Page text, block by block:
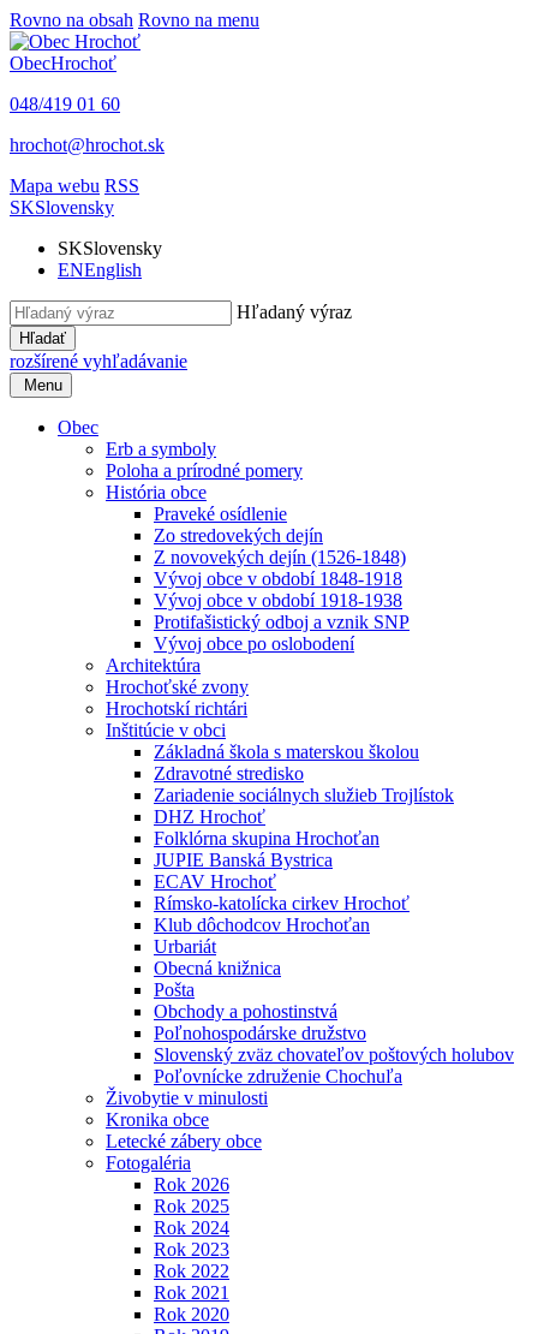
Rovno na obsah Rovno na menu
ObecHrochoť
048/419 01 60
hrochot@hrochot.sk
Mapa webu RSS
SKSlovensky
SKSlovensky
ENEnglish
Hľadaný výraz
Hľadať
rozšírené vyhľadávanie
Menu
Obec
Erb a symboly
Poloha a prírodné pomery
História obce
Praveké osídlenie
Zo stredovekých dejín
Z novovekých dejín (1526-1848)
Vývoj obce v období 1848-1918
Vývoj obce v období 1918-1938
Protifašistický odboj a vznik SNP
Vývoj obce po oslobodení
Architektúra
Hrochoťské zvony
Hrochotskí richtári
Inštitúcie v obci
Základná škola s materskou školou
Zdravotné stredisko
Zariadenie sociálnych služieb Trojlístok
DHZ Hrochoť
Folklórna skupina Hrochoťan
JUPIE Banská Bystrica
ECAV Hrochoť
Rímsko-katolícka cirkev Hrochoť
Klub dôchodcov Hrochoťan
Urbariát
Obecná knižnica
Pošta
Obchody a pohostinstvá
Poľnohospodárske družstvo
Slovenský zväz chovateľov poštových holubov
Poľovnícke združenie Chochuľa
Živobytie v minulosti
Kronika obce
Letecké zábery obce
Fotogaléria
Rok 2026
Rok 2025
Rok 2024
Rok 2023
Rok 2022
Rok 2021
Rok 2020